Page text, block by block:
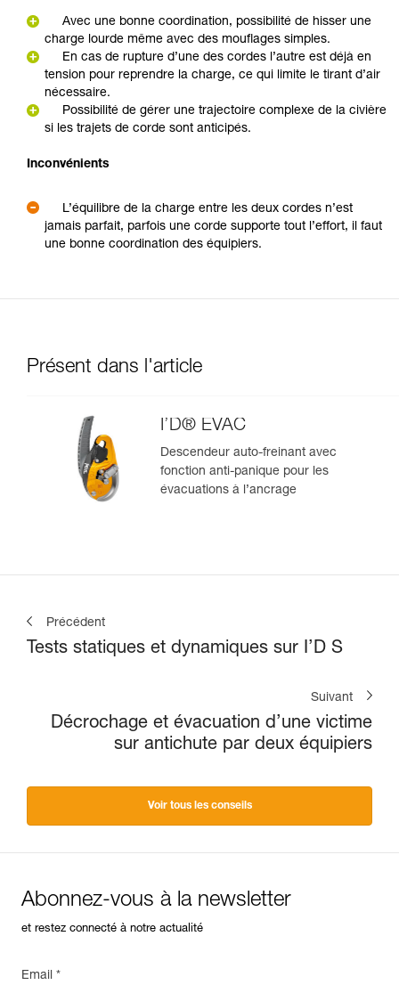
Avec une bonne coordination, possibilité de hisser une
charge lourde même avec des mouflages simples.
En cas de rupture d’une des cordes l’autre est déjà en
tension pour reprendre la charge, ce qui limite le tirant d’air
nécessaire.
Possibilité de gérer une trajectoire complexe de la civière
si les trajets de corde sont anticipés.
Inconvénients
L’équilibre de la charge entre les deux cordes n’est
jamais parfait, parfois une corde supporte tout l’effort, il faut
une bonne coordination des équipiers.
Présent dans l'article
I’D® EVAC
Descendeur auto-freinant avec
fonction anti-panique pour les
évacuations à l’ancrage
Précédent
Tests statiques et dynamiques sur I’D S
Suivant
Décrochage et évacuation d’une victime
sur antichute par deux équipiers
Voir tous les conseils
Abonnez-vous à la newsletter
et restez connecté à notre actualité
Email *